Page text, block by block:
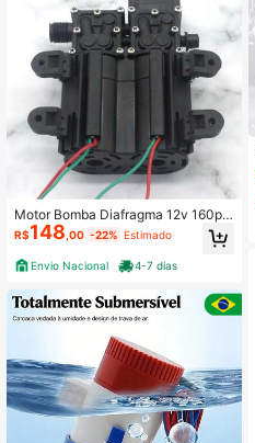
Motor Bomba Diafragma 12v 160psi
Pulverização Irrigação 8l/m
R$148 ,00 -22% Estimado
Envio Nacional 4-7 dias